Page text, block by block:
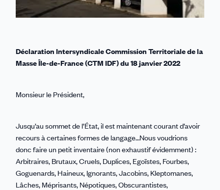
Déclaration Intersyndicale Commission Territoriale de la
Masse Île-de-France (CTM IDF) du 18 janvier 2022
Monsieur le Président,
Jusqu’au sommet de l’État, il est maintenant courant d’avoir
recours à certaines formes de langage…Nous voudrions
donc faire un petit inventaire (non exhaustif évidemment) :
Arbitraires, Brutaux, Cruels, Duplices, Egoïstes, Fourbes,
Goguenards, Haineux, Ignorants, Jacobins, Kleptomanes,
Lâches, Méprisants, Népotiques, Obscurantistes,